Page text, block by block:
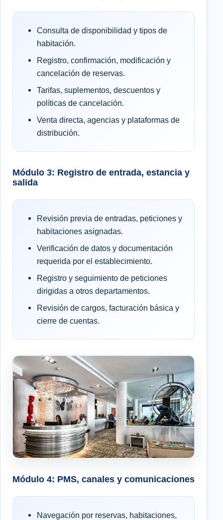
Consulta de disponibilidad y tipos de
habitación.
Registro, confirmación, modificación y
cancelación de reservas.
Tarifas, suplementos, descuentos y
políticas de cancelación.
Venta directa, agencias y plataformas de
distribución.
Módulo 3: Registro de entrada, estancia y
salida
Revisión previa de entradas, peticiones y
habitaciones asignadas.
Verificación de datos y documentación
requerida por el establecimiento.
Registro y seguimiento de peticiones
dirigidas a otros departamentos.
Revisión de cargos, facturación básica y
cierre de cuentas.
Módulo 4: PMS, canales y comunicaciones
Navegación por reservas, habitaciones,